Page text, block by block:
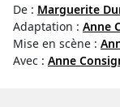
De : Marguerite
Adaptation : Anne
Mise en scène :
Avec : Anne